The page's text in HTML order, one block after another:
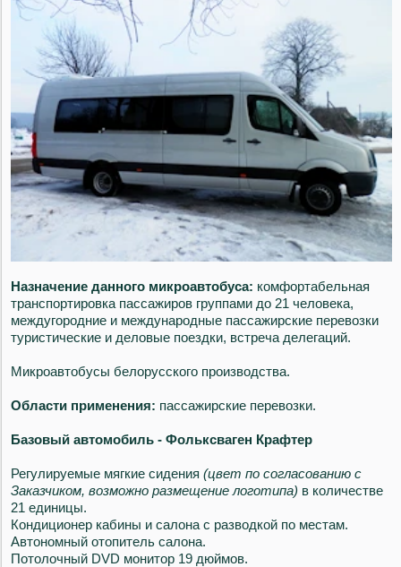
Назначение данного микроавтобуса: комфортабельная
транспортировка пассажиров группами до 21 человека,
междугородние и международные пассажирские перевозки
туристические и деловые поездки, встреча делегаций.
Микроавтобусы белорусского производства.
Области применения: пассажирские перевозки.
Базовый автомобиль - Фольксваген Крафтер
Регулируемые мягкие сидения (цвет по согласованию с
Заказчиком, возможно размещение логотипа) в количестве
21 единицы.
Кондиционер кабины и салона с разводкой по местам.
Автономный отопитель салона.
Потолочный DVD монитор 19 дюймов.